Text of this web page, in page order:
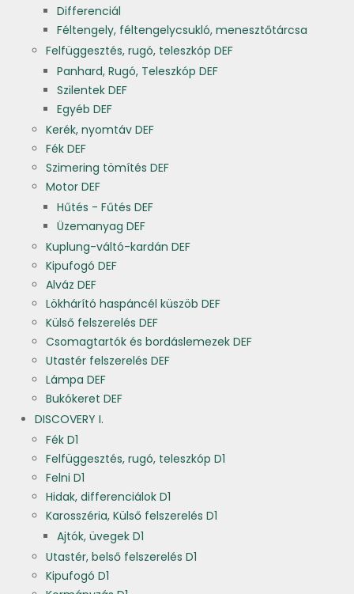
Differenciál
Féltengely, féltengelycsukló, menesztőtárcsa
Felfüggesztés, rugó, teleszkóp DEF
Panhard, Rugó, Teleszkóp DEF
Szilentek DEF
Egyéb DEF
Kerék, nyomtáv DEF
Fék DEF
Szimering tömítés DEF
Motor DEF
Hűtés - Fűtés DEF
Üzemanyag DEF
Kuplung-váltó-kardán DEF
Kipufogó DEF
Alváz DEF
Lökhárító haspáncél küszöb DEF
Külső felszerelés DEF
Csomagtartók és bordáslemezek DEF
Utastér felszerelés DEF
Lámpa DEF
Bukókeret DEF
DISCOVERY I.
Fék D1
Felfüggesztés, rugó, teleszkóp D1
Felni D1
Hidak, differenciálok D1
Karosszéria, Külső felszerelés D1
Ajtók, üvegek D1
Utastér, belső felszerelés D1
Kipufogó D1